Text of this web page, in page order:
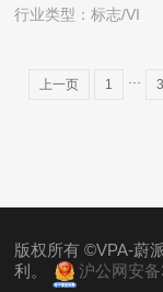
行业类型：标志/VI
上一页 1 ... 3
版权所有 ©VPA-蔚
利。
沪公网安